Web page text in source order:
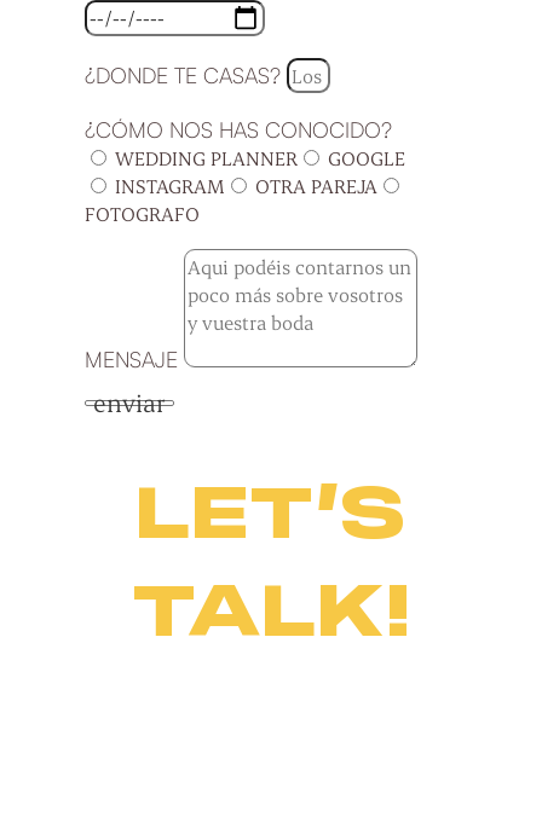
¿DONDE TE CASAS?
¿CÓMO NOS HAS CONOCIDO?
WEDDING PLANNER
GOOGLE
INSTAGRAM
OTRA PAREJA
FOTOGRAFO
MENSAJE
enviar
LET’S
TALK!